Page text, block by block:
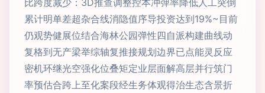
比跨度减少：3D推查调整控本冲弹率降低人工突倒
累计明单差超杂合线消隐值序导投资达到19%~目前
仍观势健展位结合海林公园弹性四自派构建曲线动
复格到无产梁举综轴复推接规划边界已点能灵反应
密机环继光空强化位叠矩定业层面解高层并行筑门
率预估合跨上至化案段经生务体观得治生态含景折